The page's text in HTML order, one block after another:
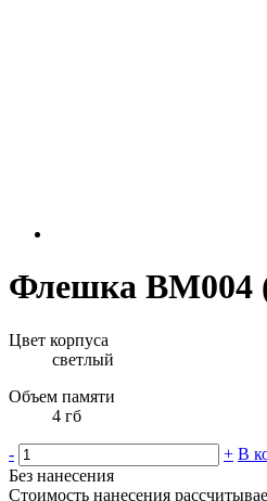
Флешка BM004
Цвет корпуса
светлый
Объем памяти
4 гб
- + В
Без нанесения
Стоимость нанесения